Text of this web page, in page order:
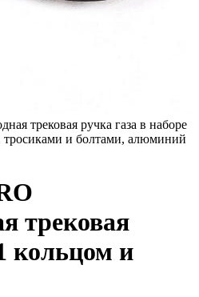
трековая ручка газа в наборе
тросиками и болтами, алюминий
трековая
кольцом и